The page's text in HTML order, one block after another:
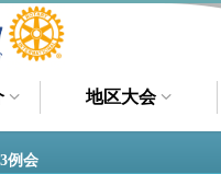
地区大会
例会